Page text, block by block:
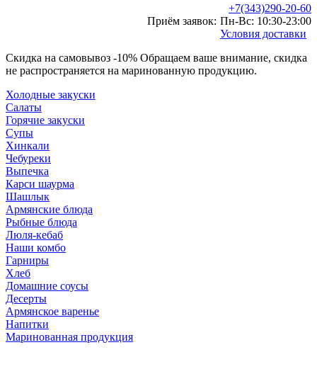
+7(343)290-20-60‬
Приём заявок: Пн-Вс: 10:30-23:00
Условия доставки
Скидка на самовывоз -10% Обращаем ваше внимание, скидка
не распространяется на маринованную продукцию.
Холодные закуски
Салаты
Горячие закуски
Супы
Хинкали
Чебуреки
Выпечка
Карси шаурма
Шашлык
Армянские блюда
Рыбные блюда
Люля-кебаб
Наши комбо
Гарниры
Хлеб
Домашние соусы
Десерты
Армянское варенье
Напитки
Маринованная продукция